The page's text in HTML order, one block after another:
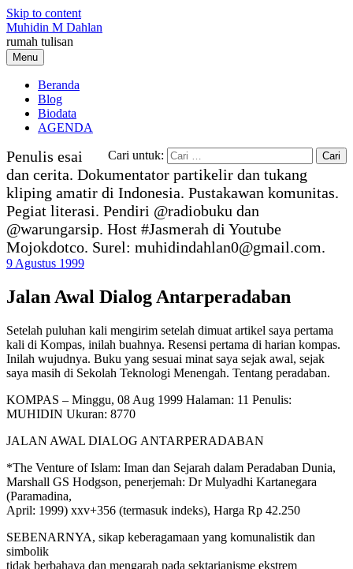
Skip to content
Muhidin M Dahlan
rumah tulisan
Menu
Beranda
Blog
Biodata
AGENDA
Cari untuk:
Penulis esai
dan cerita. Dokumentator partikelir dan tukang
kliping amatir di Indonesia. Pustakawan komunitas.
Pegiat literasi. Pendiri @radiobuku dan
@warungarsip. Host #Jasmerah di Youtube
Mojokdotco. Surel: muhidindahlan0@gmail.com.
9 Agustus 1999
Jalan Awal Dialog Antarperadaban
Setelah puluhan kali mengirim setelah dimuat artikel saya pertama
kali di Kompas, inilah buahnya. Resensi pertama di harian kompas.
Inilah wujudnya. Buku yang sesuai minat saya sejak awal, sejak
saya masih di Sekolah Teknologi Menengah. Tentang peradaban.
KOMPAS – Minggu, 08 Aug 1999 Halaman: 11 Penulis:
MUHIDIN Ukuran: 8770
JALAN AWAL DIALOG ANTARPERADABAN
*The Venture of Islam: Iman dan Sejarah dalam Peradaban Dunia,
Marshall GS Hodgson, penerjemah: Dr Mulyadhi Kartanegara
(Paramadina,
April: 1999) xxv+356 (termasuk indeks), Harga Rp 42.250
SEBENARNYA, sikap keberagamaan yang komunalistik dan
simbolik
tidak berbahaya dan mengarah pada sektarianisme ekstrem